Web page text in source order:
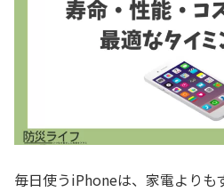
毎日使うiPhoneは、家電よりも